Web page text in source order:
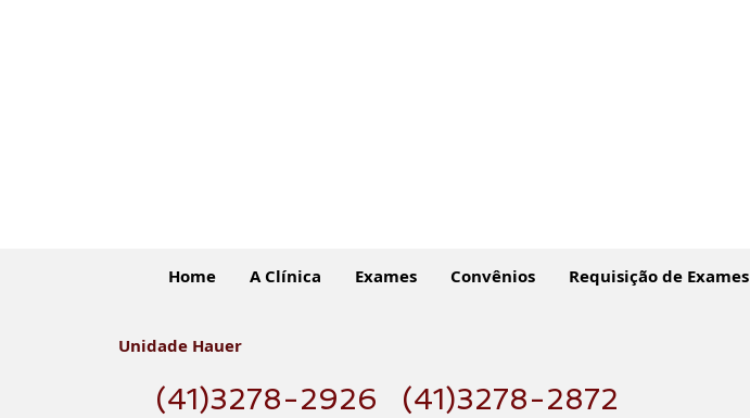
Home A Clínica Exames Convênios Requisição de Exames
Unidade Hauer
(41)3278-2926 (41)3278-2872